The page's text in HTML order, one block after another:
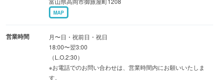
お席には4名様でご利用いただける個室もございます！
各種ご宴会、女子会、デートなどに、ぜひ当店をご利用く
ださい。
MAP
営業時間
月〜日・祝前日・祝日
18:00〜翌3:00
（L.O.2:30）
※お電話でのお問い合わせは、営業時間内にお願いいたしま
す。